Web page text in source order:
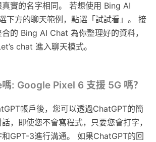
實的名字相同。 若想使用 Bing AI
下方的聊天範例，點選「試試看」。 接
的 Bing AI Chat 為你整理好的資料，
chat 進入聊天模式。
: Google Pixel 6 支援 5G 嗎？
帳戶後，您可以透過ChatGPT的簡
，即使您不會寫程式，只要您會打字，
GPT-3進行溝通。 如果ChatGPT的回